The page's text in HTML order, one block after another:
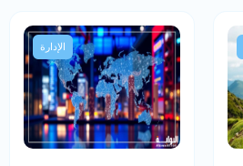
الإدارة